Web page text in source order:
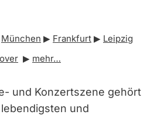
München ▶︎ Frankfurt ▶︎ Leipzig
▶︎ mehr…
und Konzertszene gehört
und